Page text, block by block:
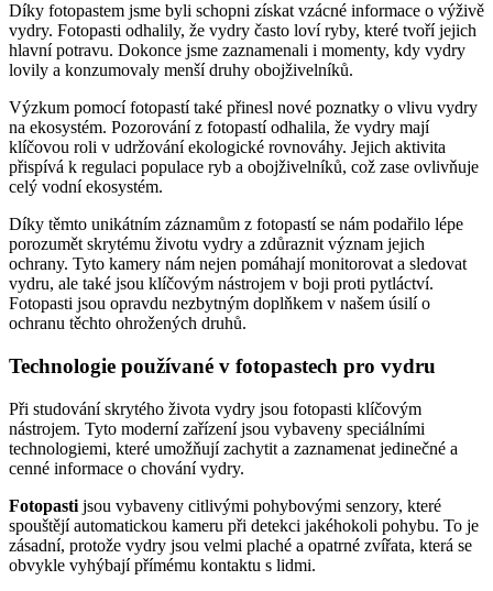
Díky fotopastem jsme byli schopni získat vzácné informace o výživě
vydry. Fotopasti odhalily, že vydry často loví ryby, které tvoří jejich
hlavní potravu. Dokonce jsme zaznamenali i momenty, kdy vydry
lovily a konzumovaly menší druhy obojživelníků.
Výzkum pomocí fotopastí také přinesl nové poznatky o vlivu vydry
na ekosystém. Pozorování z fotopastí odhalila, že vydry mají
klíčovou roli v udržování ekologické rovnováhy. Jejich aktivita
přispívá k regulaci populace ryb a obojživelníků, což zase ovlivňuje
celý vodní ekosystém.
Díky těmto unikátním záznamům z fotopastí se nám podařilo lépe
porozumět skrytému životu vydry a zdůraznit význam jejich
ochrany. Tyto kamery nám nejen pomáhají monitorovat a sledovat
vydru, ale také jsou klíčovým nástrojem v boji proti pytláctví.
Fotopasti jsou opravdu nezbytným doplňkem v našem úsilí o
ochranu těchto ohrožených druhů.
Technologie používané v fotopastech pro vydru
Při studování skrytého života vydry jsou fotopasti klíčovým
nástrojem. Tyto moderní zařízení jsou vybaveny speciálními
technologiemi, které umožňují zachytit a zaznamenat jedinečné a
cenné informace o chování vydry.
Fotopasti jsou vybaveny citlivými pohybovými senzory, které
spouštějí automatickou kameru při detekci jakéhokoli pohybu. To je
zásadní, protože vydry jsou velmi plaché a opatrné zvířata, která se
obvykle vyhýbají přímému kontaktu s lidmi.